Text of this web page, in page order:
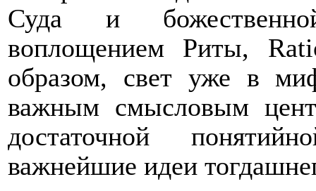
Суда и
воплощением Риты,
образом, свет уже в
важным смысловым
достаточной
важнейшие идеи